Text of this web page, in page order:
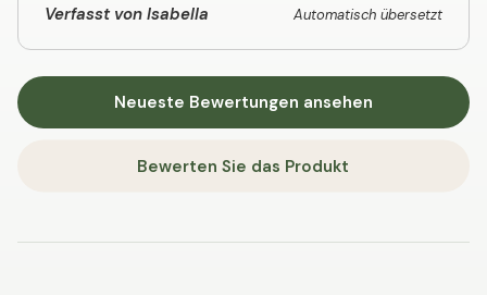
Verfasst von Isabella Automatisch übersetzt
Neueste Bewertungen ansehen
Bewerten Sie das Produkt